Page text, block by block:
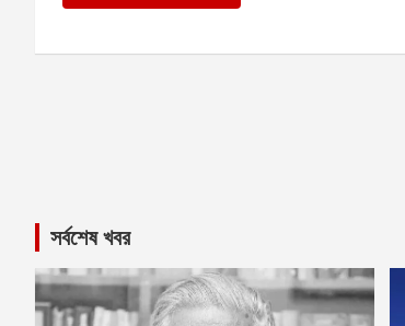
সর্বশেষ খবর